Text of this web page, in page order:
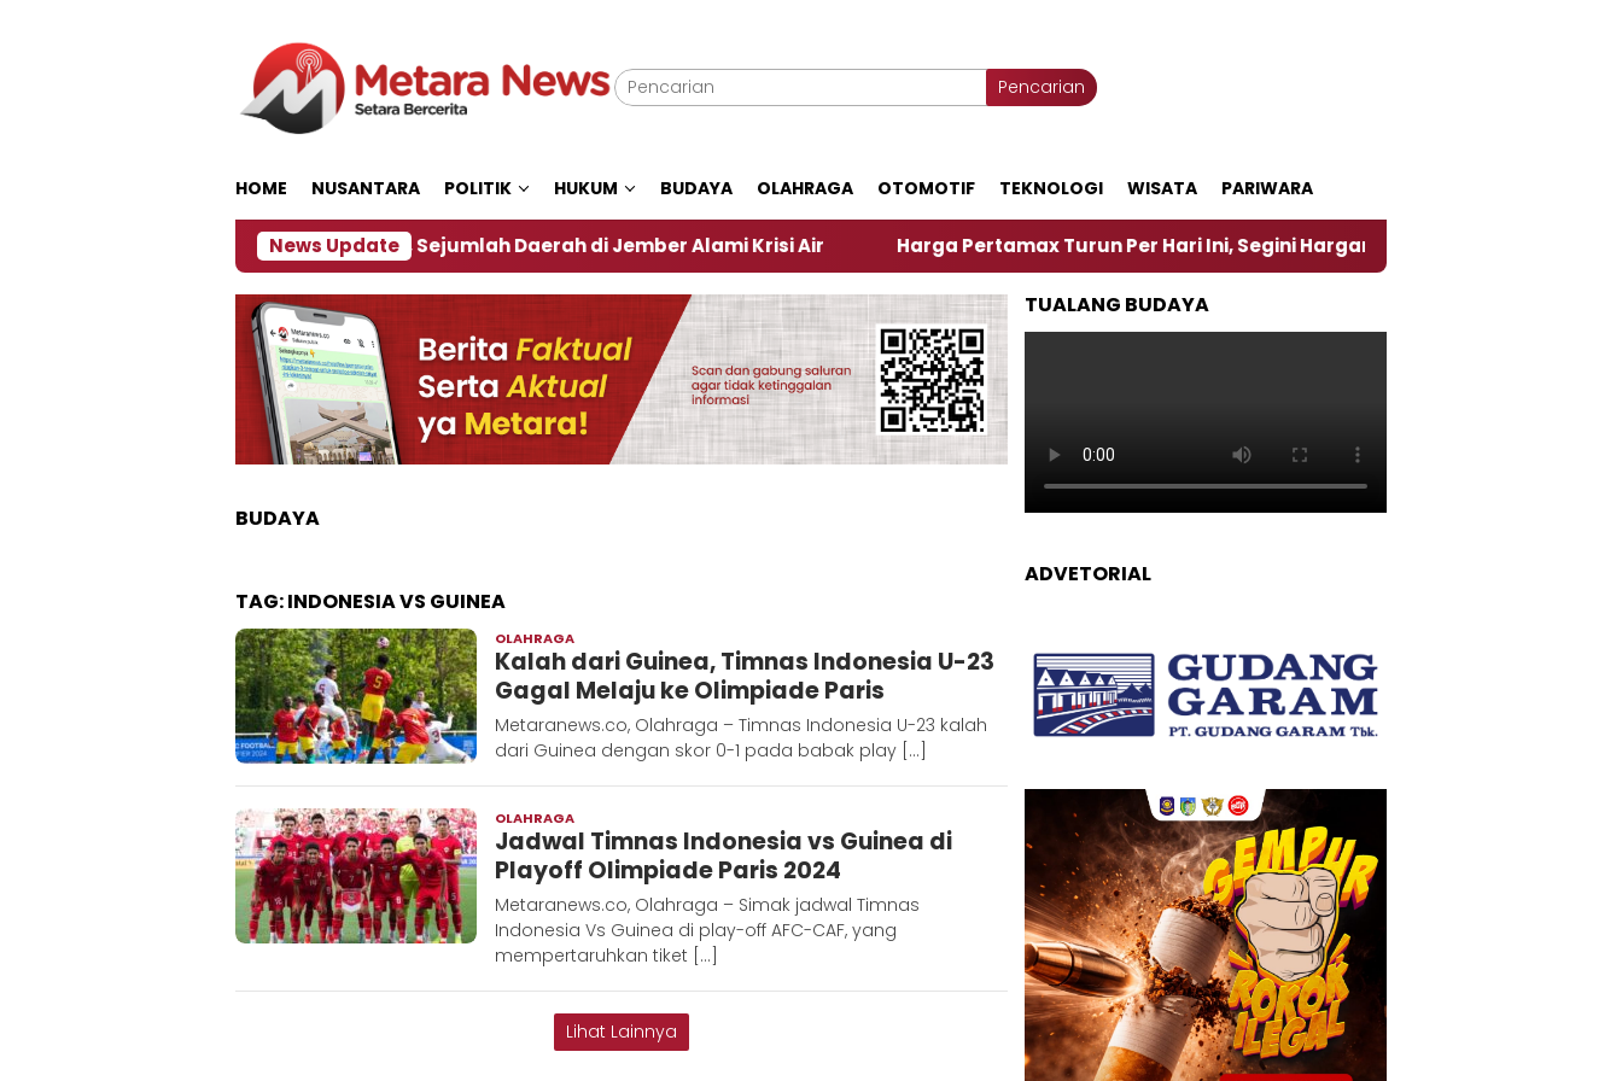
Pencarian
HOME NUSANTARA POLITIK HUKUM BUDAYA OLAHRAGA OTOMOTIF TEKNOLOGI WISATA PARIWARA
News Update
Dampak El Nino, Sejumlah Daerah di Jember Alami Krisi Air Harga Pertamax Turun Per Hari Ini, Segini Harganya ‎Nasirun Maestro Lukis
BUDAYA
TAG:INDONESIA VS GUINEA
OLAHRAGA
D
Kalah dari Guinea, Timnas Indonesia U-23
Gagal Melaju ke Olimpiade Paris
Metaranews.co, Olahraga – Timnas Indonesia U-23 kalah
dari Guinea dengan skor 0-1 pada babak play […]
OLAHRAGA
D
Jadwal Timnas Indonesia vs Guinea di
Playoff Olimpiade Paris 2024
Metaranews.co, Olahraga – Simak jadwal Timnas
Indonesia Vs Guinea di play-off AFC-CAF, yang
mempertaruhkan tiket […]
Lihat Lainnya
TUALANG BUDAYA
ADVETORIAL